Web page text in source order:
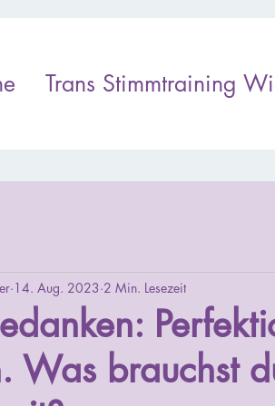
Trans Stimmtraining
Was brauchst
14. Aug. 2023 2 Min. Lesezeit